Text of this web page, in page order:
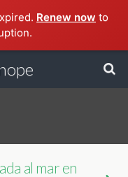
Renew now to
al mar en